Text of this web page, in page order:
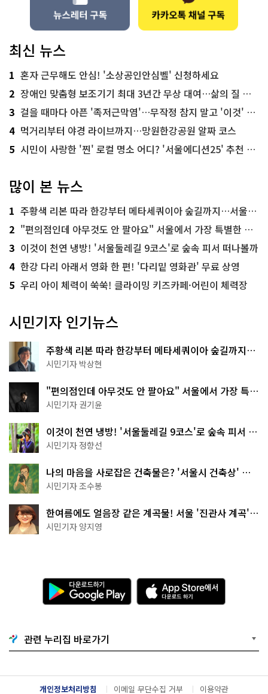
최신 뉴스
1 혼자 근무해도 안심! '소상공인안심벨' 신청하세요
2 장애인 맞춤형 보조기기 최대 3년간 무상 대여…삶의 질 높인다
3 걸을 때마다 아픈 '족저근막염'…무작정 참지 말고 '이것' 해보세요!
4 먹거리부터 야경 라이브까지…망원한강공원 알짜 코스
5 시민이 사랑한 '찐' 로컬 명소 어디? '서울에디션25' 추천 코스
많이 본 뉴스
1 주황색 리본 따라 한강부터 메타세쿼이아 숲길까지…서울둘레길 15코스
2 "편의점인데 아무것도 안 팔아요" 서울에서 가장 특별한 편의점의 정체
3 이것이 천연 냉방! '서울둘레길 9코스'로 숲속 피서 떠나볼까
4 한강 다리 아래서 영화 한 편! '다리밑 영화관' 무료 상영
5 우리 아이 체력이 쑥쑥! 클라이밍 키즈카페·어린이 체력장
시민기자 인기뉴스
주황색 리본 따라 한강부터 메타세쿼이아 숲길까지…
서울둘레길 15코스
시민기자 박상현
"편의점인데 아무것도 안 팔아요" 서울에서 가장 특별
한 편의점의 정체
시민기자 권기윤
이것이 천연 냉방! '서울둘레길 9코스'로 숲속 피서 떠
나볼까
시민기자 정향선
나의 마음을 사로잡은 건축물은? '서울시 건축상' 수
상작 공개!
시민기자 조수봉
한여름에도 얼음장 같은 계곡물! 서울 '진관사 계곡'이
천국이네~
시민기자 양지영
다
운
로
기
G
o
g
l
A
p
p
e
서
다
관련 누리집 바로가기
개인정보처리방침 이메일 무단수집 거부 이용약관